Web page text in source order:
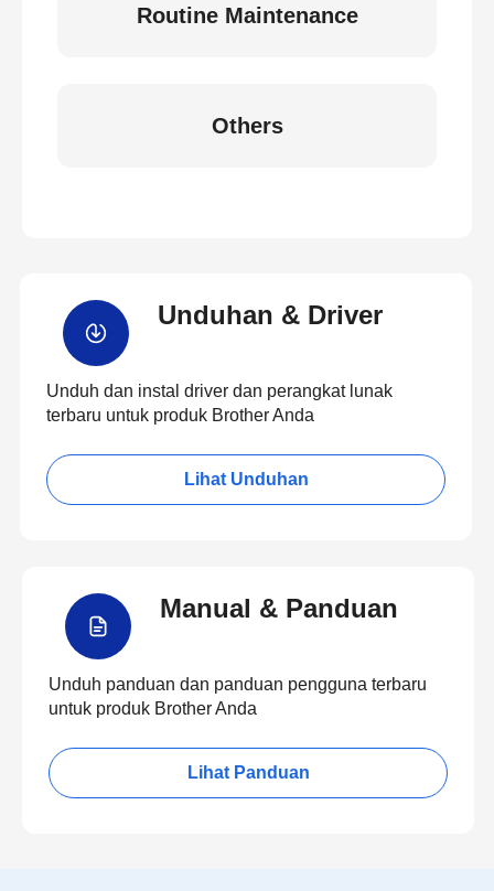
Routine Maintenance
Others
Unduhan & Driver
Unduh dan instal driver dan perangkat lunak
terbaru untuk produk Brother Anda
Lihat Unduhan
Manual & Panduan
Unduh panduan dan panduan pengguna terbaru
untuk produk Brother Anda
Lihat Panduan